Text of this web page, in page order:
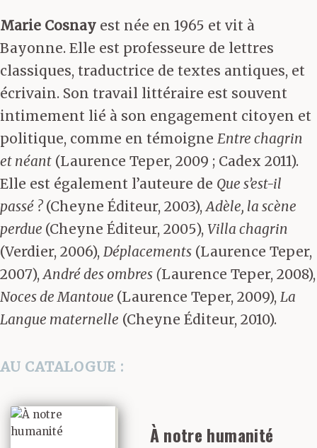
Marie Cosnay est née en 1965 et vit à
Bayonne. Elle est professeure de lettres
classiques, traductrice de textes antiques, et
écrivain. Son travail littéraire est souvent
intimement lié à son engagement citoyen et
politique, comme en témoigne Entre chagrin
et néant (Laurence Teper, 2009 ; Cadex 2011).
Elle est également l’auteure de Que s’est-il
passé ?(Cheyne Éditeur, 2003),Adèle, la scène
perdue (Cheyne Éditeur, 2005), Villa chagrin
(Verdier, 2006), Déplacements (Laurence Teper,
2007),André des ombres (Laurence Teper, 2008),
Noces de Mantoue (Laurence Teper, 2009), La
Langue maternelle (Cheyne Éditeur, 2010).
AU CATALOGUE :
À notre humanité